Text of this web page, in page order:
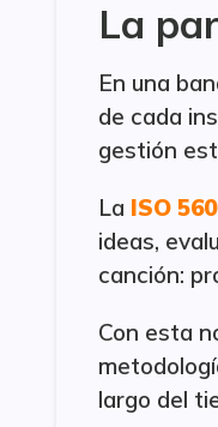
La
En una
de cada
gestión
La ISO
ideas,
canción:
Con esta
largo del